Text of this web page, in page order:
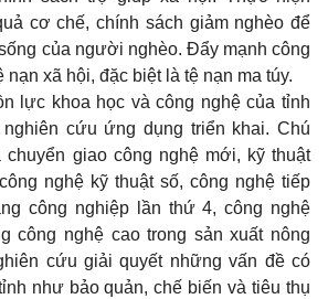
cơ chế, chính sách giảm nghèo để
của người nghèo. Đẩy mạnh công
nạn xã hội, đặc biệt là tệ nạn ma túy.
lực khoa học và công nghệ của tỉnh
cứu ứng dụng triển khai. Chú
giao công nghệ mới, kỹ thuật
nghệ kỹ thuật số, công nghệ tiếp
công nghiệp lần thứ 4, công nghệ
công nghệ cao trong sản xuất nông
cứu giải quyết những vấn đề có
như bảo quản, chế biến và tiêu thụ